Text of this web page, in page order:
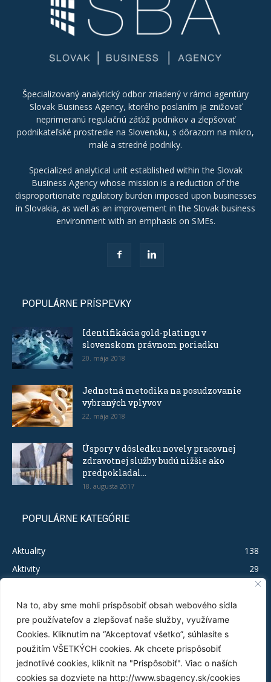
Na to, aby sme mohli prispôsobiť obsah webového sídla
pre používateľov a zlepšovať naše služby, využívame
Cookies. Kliknutím na “Akceptovať všetko”, súhlasíte s
použitím VŠETKÝCH cookies. Ak chcete prispôsobiť
jednotlivé cookies, kliknit na "Prispôsobiť". Viac o naších
cookies sa dozviete na http://www.sbagency.sk/cookies
Špecializovaný analytický odbor zriadený v rámci agentúry
Slovak Business Agency, ktorého poslaním je znižovať
neprimeranú regulačnú záťaž podnikov a zlepšovať
podnikateľské prostredie na Slovensku, s dôrazom na mikro,
malé a stredné podniky.
Specialized analytical unit established within the Slovak
Business Agency whose mission is a reduction of the
disproportionate regulatory burden imposed upon businesses
in Slovakia, as well as an improvement in the Slovak business
environment with an emphasis on SMEs.
POPULÁRNE PRÍSPEVKY
Identifikácia gold-platingu v
slovenskom právnom poriadku
20. mája 2018
Jednotná metodika na posudzovanie
vybraných vplyvov
22. mája 2018
Úspory v dôsledku novely pracovnej
zdravotnej služby budú nižšie ako
predpokladal...
18. augusta 2017
POPULÁRNE KATEGÓRIE
Aktuality
138
Aktivity
29
19
Publikácie
Test MSP
Tlačové správy
Byrokratický nezmysel
Infografiky